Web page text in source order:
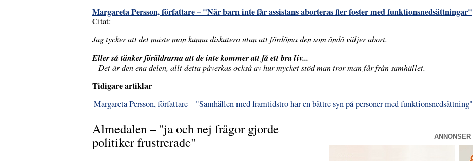
Margareta Persson, författare – "När barn inte får assistans aborteras fler foster med funktionsnedsättningar"
Citat:
Jag tycker att det måste man kunna diskutera utan att fördöma den som ändå väljer abort.
Eller så tänker föräldrarna att de inte kommer att få ett bra liv...
– Det är den ena delen, allt detta påverkas också av hur mycket stöd man tror man får från samhället.
Tidigare artiklar
Margareta Persson, författare – "Samhällen med framtidstro har en bättre syn på personer med funktionsnedsättning"
ANNONSER
Almedalen – "ja och nej frågor gjorde
politiker frustrerade"